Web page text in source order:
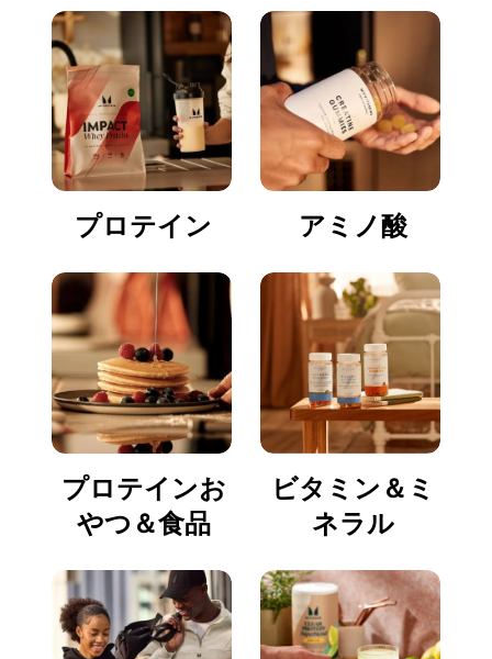
プロテイン アミノ酸
プロテインお
やつ＆食品
ビタミン＆ミ
ネラル